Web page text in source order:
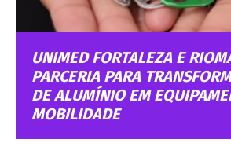
UNIMED FORTALEZA E
PARCERIA PARA
DE ALUMÍNIO EM
MOBILIDADE